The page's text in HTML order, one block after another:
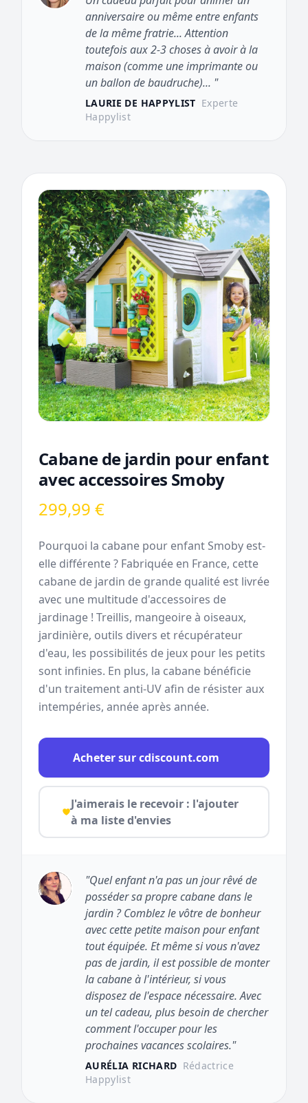
anniversaire ou même entre enfants
de la même fratrie... Attention
toutefois aux 2-3 choses à avoir à la
maison (comme une imprimante ou
un ballon de baudruche)... "
LAURIE DE HAPPYLIST Experte
Happylist
Cabane de jardin pour enfant
avec accessoires Smoby
299,99 €
Pourquoi la cabane pour enfant Smoby est-
elle différente ? Fabriquée en France, cette
cabane de jardin de grande qualité est livrée
avec une multitude d'accessoires de
jardinage ! Treillis, mangeoire à oiseaux,
jardinière, outils divers et récupérateur
d'eau, les possibilités de jeux pour les petits
sont infinies. En plus, la cabane bénéficie
d'un traitement anti-UV afin de résister aux
intempéries, année après année.
Acheter sur cdiscount.com
J'aimerais le recevoir : l'ajouter
à ma liste d'envies
"Quel enfant n'a pas un jour rêvé de
posséder sa propre cabane dans le
jardin ? Comblez le vôtre de bonheur
avec cette petite maison pour enfant
tout équipée. Et même si vous n'avez
pas de jardin, il est possible de monter
la cabane à l'intérieur, si vous
disposez de l'espace nécessaire. Avec
un tel cadeau, plus besoin de chercher
comment l'occuper pour les
prochaines vacances scolaires."
AURÉLIA RICHARD Rédactrice
Happylist